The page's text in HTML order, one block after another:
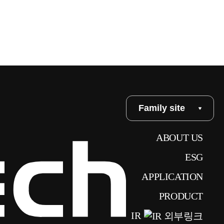
Family site
ABOUT US
ESG
APPLICATION
PRODUCT
IR